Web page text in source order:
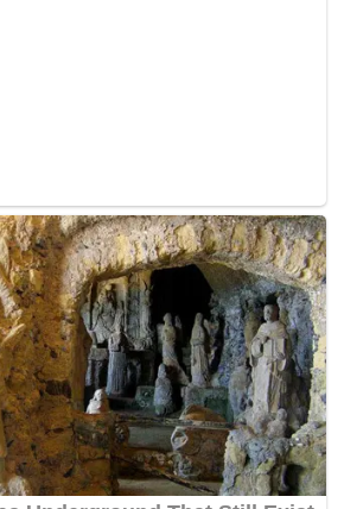
bukan Islam dengan isu hudud,
anti Melayu di kalangan
dan Guan Eng tahu, survival
Islam Melayu dan calon bebas
dua PRK, hati-hati dalam
akan masuk menyusup dan cuba
pun dalam selimut.
dan calon, sama ada musuh atau